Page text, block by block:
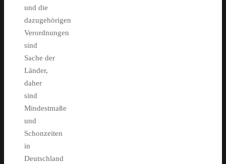
und die
dazugehörigen
Verordnungen
sind
Sache der
Länder,
daher
sind
Mindestmaße
und
Schonzeiten
in
Deutschland